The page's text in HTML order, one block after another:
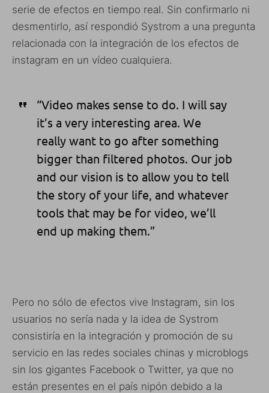
serie de efectos en tiempo real. Sin confirmarlo ni
desmentirlo, así respondió Systrom a una pregunta
relacionada con la integración de los efectos de
instagram en un vídeo cualquiera.
“Video makes sense to do. I will say
it’s a very interesting area. We
really want to go after something
bigger than filtered photos. Our job
and our vision is to allow you to tell
the story of your life, and whatever
tools that may be for video, we’ll
end up making them.”
Pero no sólo de efectos vive Instagram, sin los
usuarios no sería nada y la idea de Systrom
consistiría en la integración y promoción de su
servicio en las redes sociales chinas y microblogs
sin los gigantes Facebook o Twitter, ya que no
están presentes en el país nipón debido a la